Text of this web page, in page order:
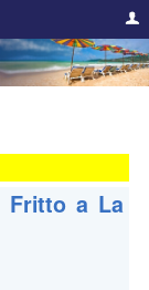
Fritto a La